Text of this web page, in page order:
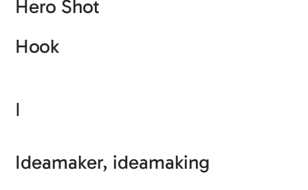
Hero Shot
Hook
I
Ideamaker, ideamaking